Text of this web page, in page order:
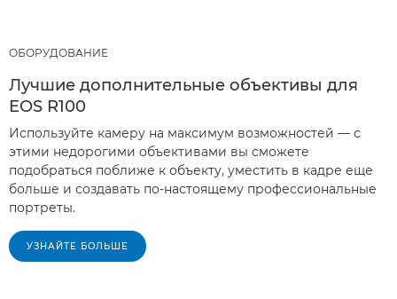
ОБОРУДОВАНИЕ
Лучшие дополнительные объективы для
EOS R100
Используйте камеру на максимум возможностей — с
этими недорогими объективами вы сможете
подобраться поближе к объекту, уместить в кадре еще
больше и создавать по-настоящему профессиональные
портреты.
УЗНАЙТЕ БОЛЬШЕ